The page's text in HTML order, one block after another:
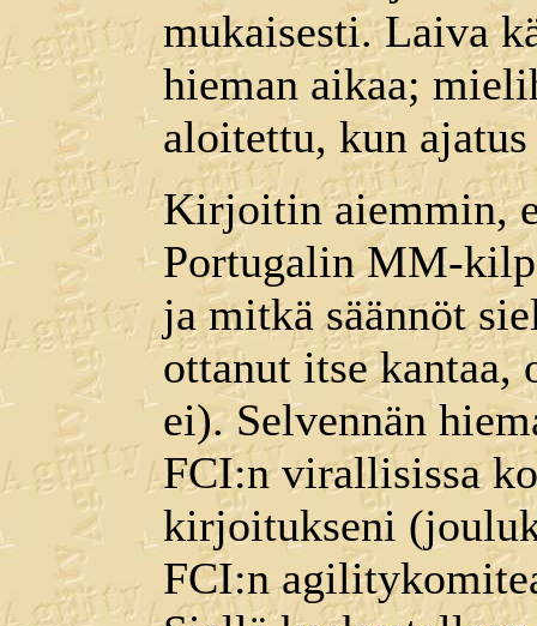
mukaisesti. Laiva
hieman aikaa;
aloitettu, kun
Kirjoitin aiemmin,
Portugalin MM-
ja mitkä säännöt
ottanut itse kantaa,
ei). Selvennän
FCI:n virallisissa
kirjoitukseni
FCI:n